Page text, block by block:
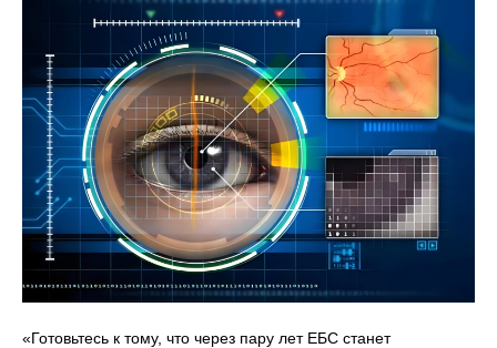
«Готовьтесь к тому, что через пару лет ЕБС станет